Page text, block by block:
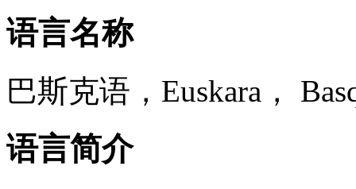
语言名称
巴斯克语，Euskara，‎
语言简介